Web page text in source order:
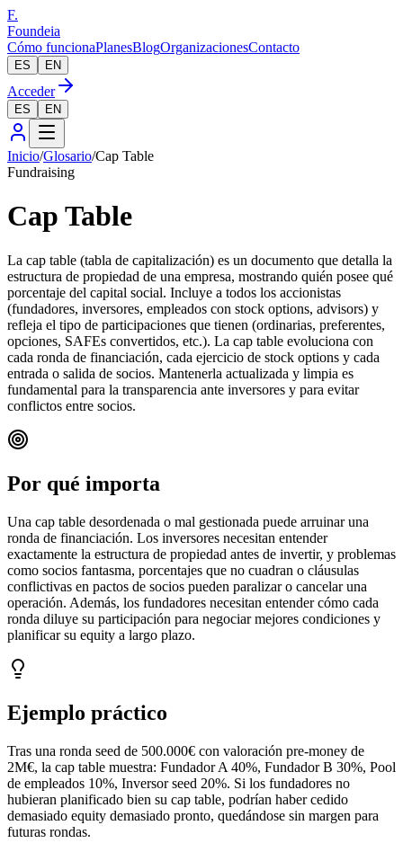
F.
Foundeia
Cómo funcionaPlanesBlogOrganizacionesContacto
ES EN
Acceder
ES EN
Inicio/Glosario/Cap Table
Fundraising
Cap Table
La cap table (tabla de capitalización) es un documento que detalla la
estructura de propiedad de una empresa, mostrando quién posee qué
porcentaje del capital social. Incluye a todos los accionistas
(fundadores, inversores, empleados con stock options, advisors) y
refleja el tipo de participaciones que tienen (ordinarias, preferentes,
opciones, SAFEs convertidos, etc.). La cap table evoluciona con
cada ronda de financiación, cada ejercicio de stock options y cada
entrada o salida de socios. Mantenerla actualizada y limpia es
fundamental para la transparencia ante inversores y para evitar
conflictos entre socios.
Por qué importa
Una cap table desordenada o mal gestionada puede arruinar una
ronda de financiación. Los inversores necesitan entender
exactamente la estructura de propiedad antes de invertir, y problemas
como socios fantasma, porcentajes que no cuadran o cláusulas
conflictivas en pactos de socios pueden paralizar o cancelar una
operación. Además, los fundadores necesitan entender cómo cada
ronda diluye su participación para negociar mejores condiciones y
planificar su equity a largo plazo.
Ejemplo práctico
Tras una ronda seed de 500.000€ con valoración pre-money de
2M€, la cap table muestra: Fundador A 40%, Fundador B 30%, Pool
de empleados 10%, Inversor seed 20%. Si los fundadores no
hubieran planificado bien su cap table, podrían haber cedido
demasiado equity demasiado pronto, quedándose sin margen para
futuras rondas.